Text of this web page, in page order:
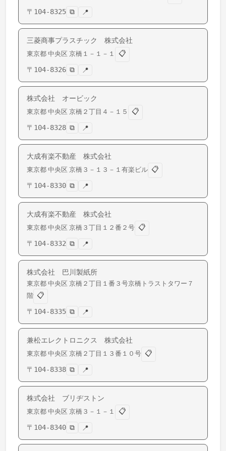
〒 104-8325 ⧉ 📍
三菱商事プラスチック 株式会社
東京都 中央区 京橋 １－１－１
📋
〒 104-8326 ⧉ 📍
株式会社 オービック
東京都 中央区 京橋 ２丁目４－１５
📋
〒 104-8328 ⧉ 📍
大成有楽不動産 株式会社
東京都 中央区 京橋 ３－１３－１有楽ビル 📋
〒 104-8330 ⧉ 📍
大成有楽不動産 株式会社
東京都 中央区 京橋 ３丁目１２番２号 📋
〒 104-8332 ⧉ 📍
株式会社 巴川製紙所
東京都 中央区 京橋 ２丁目１番３号京橋トラストタワー７
階 📋
〒 104-8335 ⧉ 📍
兼松エレクトロニクス 株式会社
東京都 中央区 京橋 ２丁目１３番１０号 📋
〒 104-8338 ⧉ 📍
株式会社 ブリヂストン
東京都 中央区 京橋 ３－１－１
📋
〒 104-8340 ⧉ 📍